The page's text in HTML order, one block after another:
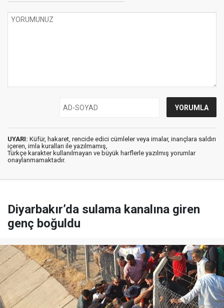
UYARI: Küfür, hakaret, rencide edici cümleler veya imalar, inançlara saldırı
içeren, imla kuralları ile yazılmamış,
Türkçe karakter kullanılmayan ve büyük harflerle yazılmış yorumlar
onaylanmamaktadır.
Diyarbakır’da sulama kanalına giren
genç boğuldu